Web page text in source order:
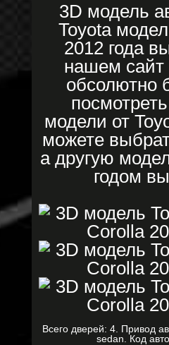
3D модель
Toyota
2012 года
нашем
обсолютно
модели от
можете
а другую
годом
Всего дверей: 4. Привод
sedan. Код